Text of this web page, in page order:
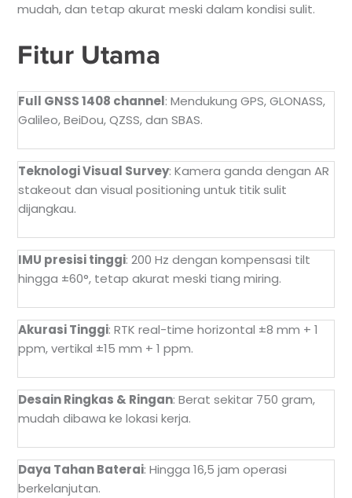
mudah, dan tetap akurat meski dalam kondisi sulit.
Fitur Utama
Full GNSS 1408 channel: Mendukung GPS, GLONASS,
Galileo, BeiDou, QZSS, dan SBAS.
Teknologi Visual Survey: Kamera ganda dengan AR
stakeout dan visual positioning untuk titik sulit
dijangkau.
IMU presisi tinggi: 200 Hz dengan kompensasi tilt
hingga ±60°, tetap akurat meski tiang miring.
Akurasi Tinggi: RTK real-time horizontal ±8 mm + 1
ppm, vertikal ±15 mm + 1 ppm.
Desain Ringkas & Ringan: Berat sekitar 750 gram,
mudah dibawa ke lokasi kerja.
Daya Tahan Baterai: Hingga 16,5 jam operasi
berkelanjutan.